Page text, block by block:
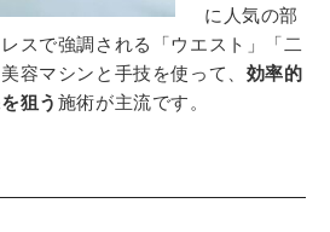
に人気の部
スで強調される「ウエスト」「二
容マシンと手技を使って、 効率的
狙う 施術が主流です。